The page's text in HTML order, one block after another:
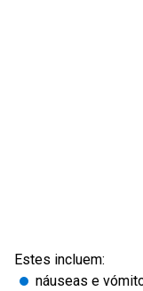
Estes incluem:
náuseas e